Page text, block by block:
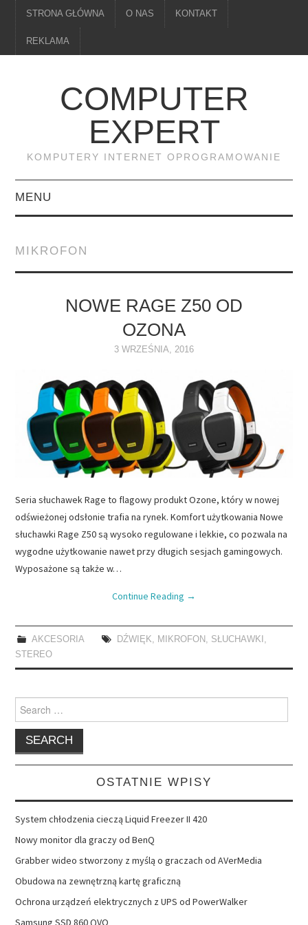
STRONA GŁÓWNA O NAS KONTAKT
REKLAMA
COMPUTER
EXPERT
KOMPUTERY INTERNET OPROGRAMOWANIE
MENU
MONITORY
INTERNET
MIKROFON
NOWE RAGE Z50 OD
OZONA
3 WRZEŚNIA, 2016
Seria słuchawek Rage to flagowy produkt Ozone, który w nowej
odświeżonej odsłonie trafia na rynek. Komfort użytkowania Nowe
słuchawki Rage Z50 są wysoko regulowane i lekkie, co pozwala na
wygodne użytkowanie nawet przy długich sesjach gamingowych.
Wyposażone są także w…
Continue Reading →
AKCESORIA DŹWIĘK, MIKROFON , SŁUCHAWKI ,
STEREO
Search
for:
OSTATNIE WPISY
System chłodzenia cieczą Liquid Freezer II 420
Nowy monitor dla graczy od BenQ
Grabber wideo stworzony z myślą o graczach od AVerMedia
Obudowa na zewnętrzną kartę graficzną
Ochrona urządzeń elektrycznych z UPS od PowerWalker
Samsung SSD 860 QVO